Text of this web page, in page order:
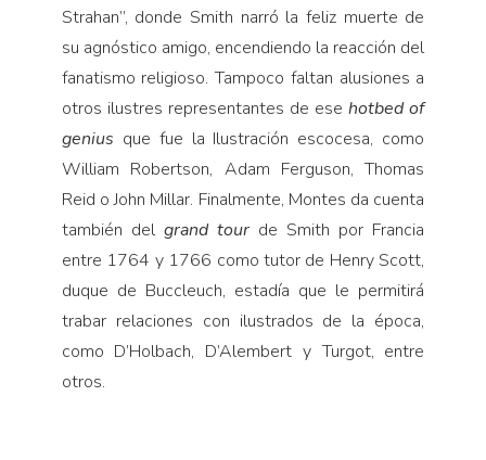
Strahan”, donde Smith narró la feliz muerte de
su agnóstico amigo, encendiendo la reacción del
fanatismo religioso. Tampoco faltan alusiones a
otros ilustres representantes de esehotbed of
genius que fue la Ilustración escocesa, como
William Robertson, Adam Ferguson, Thomas
Reid o John Millar. Finalmente, Montes da cuenta
también del grand tour de Smith por Francia
entre 1764 y 1766 como tutor de Henry Scott,
duque de Buccleuch, estadía que le permitirá
trabar relaciones con ilustrados de la época,
como D’Holbach, D’Alembert y Turgot, entre
otros.